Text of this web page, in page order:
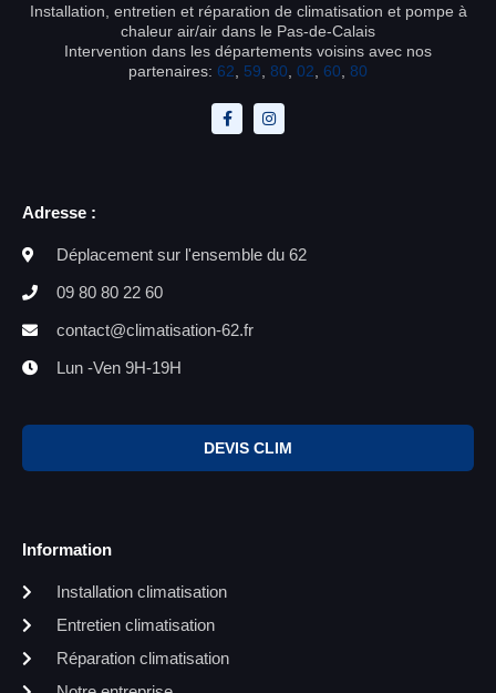
Installation, entretien et réparation de climatisation et pompe à
chaleur air/air dans le Pas-de-Calais
Intervention dans les départements voisins avec nos
partenaires: 62 59 80 02 60 80
Adresse :
Déplacement sur l'ensemble du 62
09 80 80 22 60
contact@climatisation-62.fr
Lun -Ven 9H-19H
DEVIS CLIM
Information
Installation climatisation
Entretien climatisation
Réparation climatisation